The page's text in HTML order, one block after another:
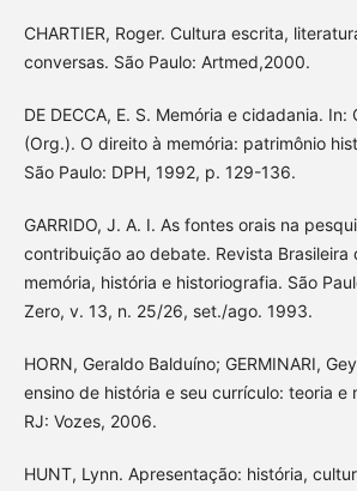
CHARTIER, Roger. Cultura escrita,
conversas. São Paulo: Artmed,2000.
DE DECCA, E. S. Memória e cidadania. In:
(Org.). O direito à memória: patrimônio
São Paulo: DPH, 1992, p. 129-136.
GARRIDO, J. A. I. As fontes orais na
contribuição ao debate. Revista Brasileira
memória, história e historiografia. São
Zero, v. 13, n. 25/26, set./ago. 1993.
HORN, Geraldo Balduíno; GERMINARI,
ensino de história e seu currículo: teoria e
RJ: Vozes, 2006.
HUNT, Lynn. Apresentação: história,